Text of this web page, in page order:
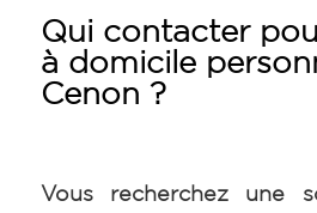
Qui contacter
à domicile
Cenon ?
Vous recherchez une